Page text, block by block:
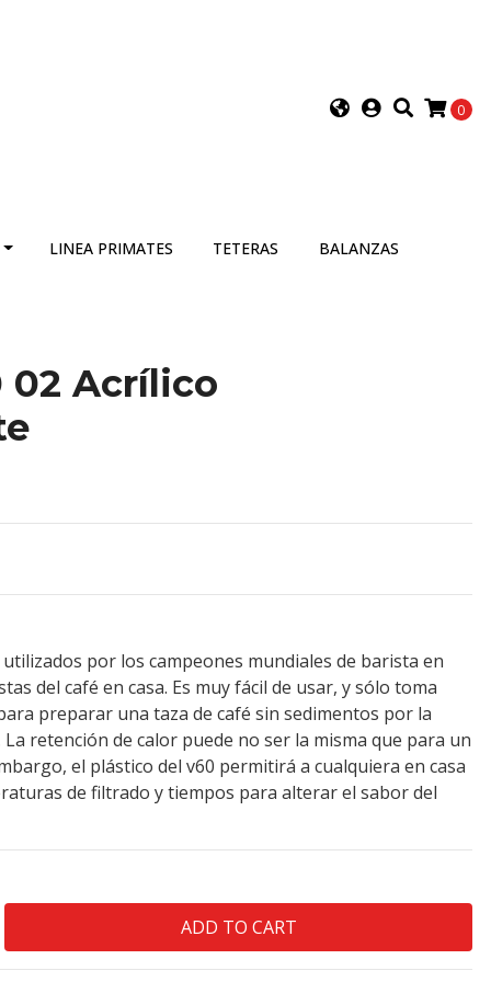
0
LINEA PRIMATES TETERAS BALANZAS
02 Acrílico
por los campeones mundiales de barista en
del café en casa. Es muy fácil de usar, y sólo toma
preparar una taza de café sin sedimentos por la
retención de calor puede no ser la misma que para un
el plástico del v60 permitirá a cualquiera en casa
de filtrado y tiempos para alterar el sabor del